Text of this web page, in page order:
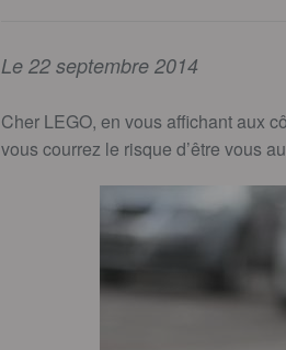
Le 22 septembre 2014
Cher LEGO, en vous affichant aux
vous courrez le risque d’être vous